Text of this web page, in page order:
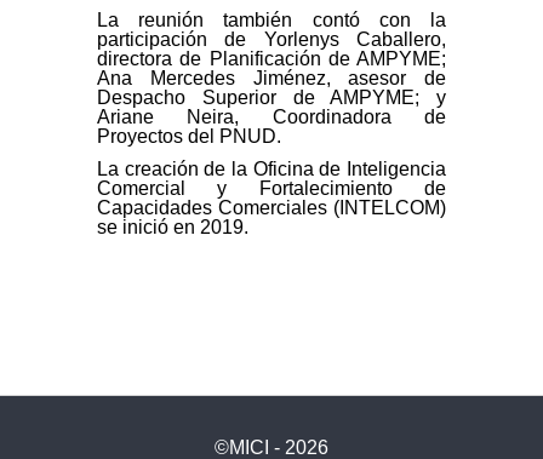
La reunión también contó con la
participación de Yorlenys Caballero,
directora de Planificación de AMPYME;
Ana Mercedes Jiménez, asesor de
Despacho Superior de AMPYME; y
Ariane Neira, Coordinadora de
Proyectos del PNUD.
La creación de la Oficina de Inteligencia
Comercial y Fortalecimiento de
Capacidades Comerciales (INTELCOM)
se inició en 2019.
©MICI - 2026